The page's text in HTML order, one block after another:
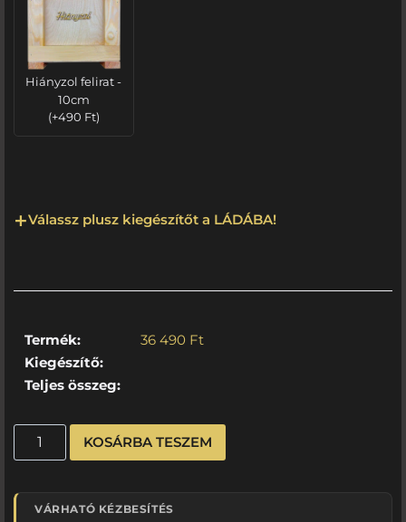
Hiányzol felirat -
10cm
(+490 Ft)
Válassz plusz kiegészítőt a LÁDÁBA!
Termék: 36 490 Ft
Kiegészítő:
Teljes összeg:
KOSÁRBA TESZEM
VÁRHATÓ KÉZBESÍTÉS